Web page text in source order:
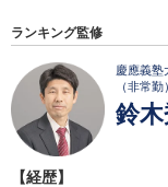
ランキング監修
慶應義塾
（非常勤）
鈴
【経歴】